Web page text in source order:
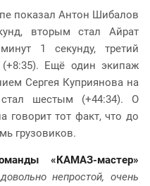
показал Антон Шибалов
вторым стал Айрат
1 секунду, третий
(+8:35). Ещё один экипаж
Сергея Куприянова на
стал шестым (+44:34). О
говорит тот факт, что до
грузовиков.
«КАМАЗ-мастер»
непростой, очень